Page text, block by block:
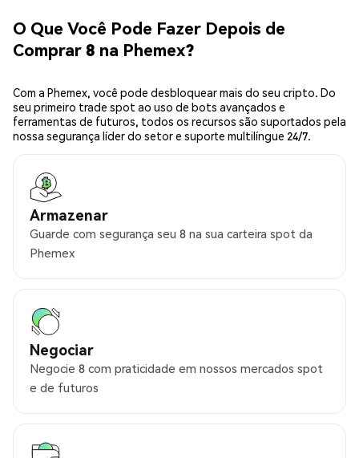
O Que Você Pode Fazer Depois de
Comprar 8 na Phemex?
Com a Phemex, você pode desbloquear mais do seu cripto. Do
seu primeiro trade spot ao uso de bots avançados e
ferramentas de futuros, todos os recursos são suportados pela
nossa segurança líder do setor e suporte multilíngue 24/7.
Armazenar
Guarde com segurança seu 8 na sua carteira spot da
Phemex
Negociar
Negocie 8 com praticidade em nossos mercados spot
e de futuros